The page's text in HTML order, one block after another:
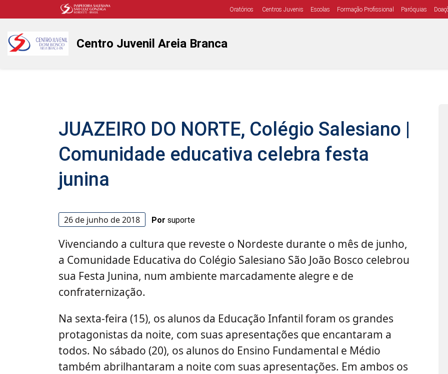
Oratórios Centros Juvenis Escolas Formação Profissional Paróquias
Centro Juvenil Areia Branca
JUAZEIRO DO NORTE, Colégio Salesiano |
Comunidade educativa celebra festa
junina
26 de junho de 2018 Por suporte
Vivenciando a cultura que reveste o Nordeste durante o mês de junho,
a Comunidade Educativa do Colégio Salesiano São João Bosco celebrou
sua Festa Junina, num ambiente marcadamente alegre e de
confraternização.
Na sexta-feira (15), os alunos da Educação Infantil foram os grandes
protagonistas da noite, com suas apresentações que encantaram a
todos. No sábado (20), os alunos do Ensino Fundamental e Médio
também abrilhantaram a noite com suas apresentações. Em ambos os